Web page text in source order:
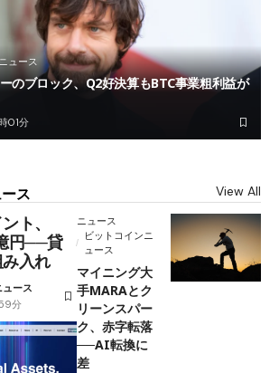
ュース
のブロック、Q2好決算もBTC事業粗利益が
01分
ス View All
ト、
円──貸
入れ
ース
分
ニュース
ビットコインニ
ュース
マイニング大
手MARAとク
リーンスパー
ク、赤字転落
──AI転換に
差